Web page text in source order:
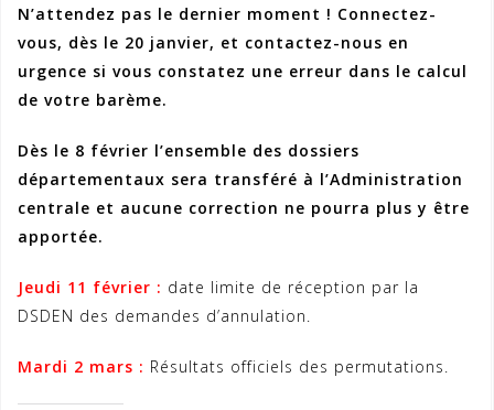
N’attendez pas le dernier moment ! Connectez-
vous, dès le 20 janvier, et contactez-nous en
urgence si vous constatez une erreur dans le calcul
de votre barème.
Dès le 8 février l’ensemble des dossiers
départementaux sera transféré à l’Administration
centrale et aucune correction ne pourra plus y être
apportée.
Jeudi 11 février : date limite de réception par la
DSDEN des demandes d’annulation.
Mardi 2 mars : Résultats officiels des permutations.